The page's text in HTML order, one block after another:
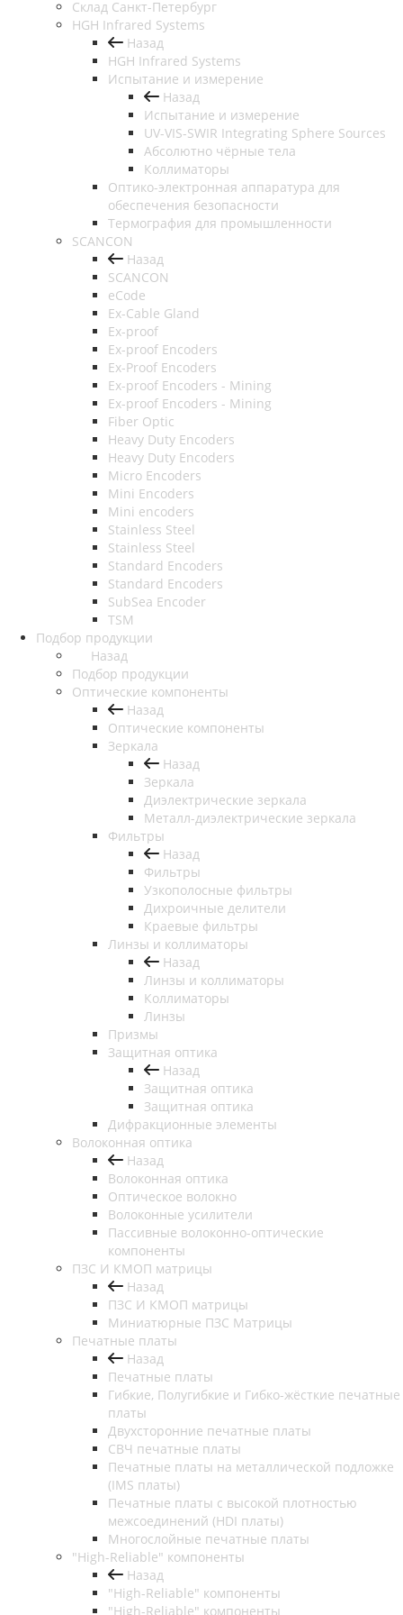
Cклад Санкт-Петербург
HGH Infrared Systems
Назад
HGH Infrared Systems
Испытание и измерение
Назад
Испытание и измерение
UV-VIS-SWIR Integrating Sphere Sources
Абсолютно чёрные тела
Коллиматоры
Оптико-электронная аппаратура для
обеспечения безопасности
Термография для промышленности
SCANCON
Назад
SCANCON
eCode
Ex-Cable Gland
Ex-proof
Ex-proof Encoders
Ex-Proof Encoders
Ex-proof Encoders - Mining
Ex-proof Encoders - Mining
Fiber Optic
Heavy Duty Encoders
Heavy Duty Encoders
Micro Encoders
Mini Encoders
Mini encoders
Stainless Steel
Stainless Steel
Standard Encoders
Standard Encoders
SubSea Encoder
TSM
Подбор продукции
Назад
Подбор продукции
Оптические компоненты
Назад
Оптические компоненты
Зеркала
Назад
Зеркала
Диэлектрические зеркала
Металл-диэлектрические зеркала
Фильтры
Назад
Фильтры
Узкополосные фильтры
Дихроичные делители
Краевые фильтры
Линзы и коллиматоры
Назад
Линзы и коллиматоры
Коллиматоры
Линзы
Призмы
Защитная оптика
Назад
Защитная оптика
Защитная оптика
Дифракционные элементы
Волоконная оптика
Назад
Волоконная оптика
Оптическое волокно
Волоконные усилители
Пассивные волоконно-оптические
компоненты
ПЗС И КМОП матрицы
Назад
ПЗС И КМОП матрицы
Миниатюрные ПЗС Матрицы
Печатные платы
Назад
Печатные платы
Гибкие, Полугибкие и Гибко-жёсткие печатные
платы
Двухсторонние печатные платы
СВЧ печатные платы
Печатные платы на металлической подложке
(IMS платы)
Печатные платы с высокой плотностью
межсоединений (HDI платы)
Многослойные печатные платы
"High-Reliable" компоненты
Назад
"High-Reliable" компоненты
"High-Reliable" компоненты